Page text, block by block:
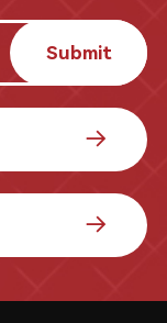
Submit